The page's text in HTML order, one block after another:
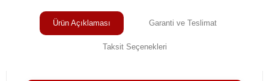
Ürün Açıklaması Garanti ve Teslimat
Taksit Seçenekleri